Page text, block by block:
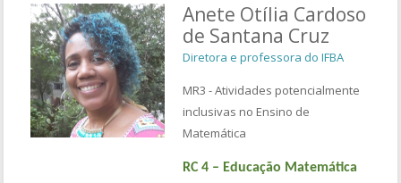
Anete Otília Cardoso
de Santana Cruz
Diretora e professora do IFBA
MR3 - Atividades potencialmente
inclusivas no Ensino de
Matemática
RC 4 – Educação Matemática